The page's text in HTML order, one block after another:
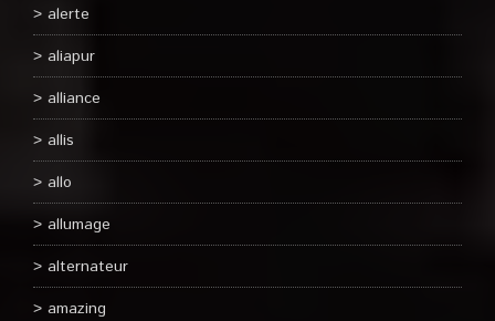
alerte
aliapur
alliance
allis
allo
allumage
alternateur
amazing